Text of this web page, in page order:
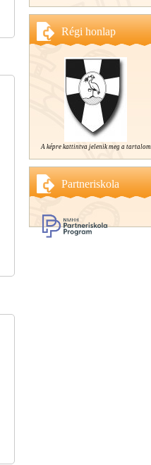
Régi honlap
A képre kattintva jelenik meg a tartalom.
Partneriskola